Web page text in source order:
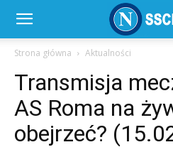
SSC
Strona główna Aktualności
Transmisja
AS Roma na
obejrzeć?